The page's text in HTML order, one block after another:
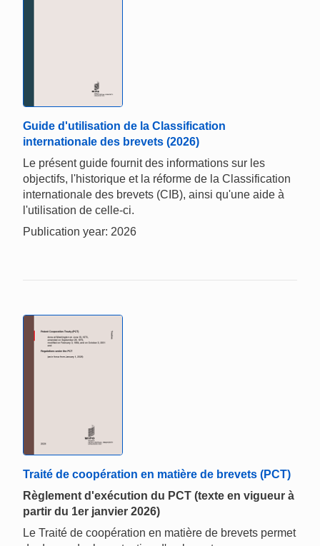
Guide d'utilisation de la Classification
internationale des brevets (2026)
Le présent guide fournit des informations sur les
objectifs, l'historique et la réforme de la Classification
internationale des brevets (CIB), ainsi qu'une aide à
l'utilisation de celle-ci.
Publication year: 2026
Traité de coopération en matière de brevets (PCT)
Règlement d'exécution du PCT (texte en vigueur à
partir du 1er janvier 2026)
Le Traité de coopération en matière de brevets permet